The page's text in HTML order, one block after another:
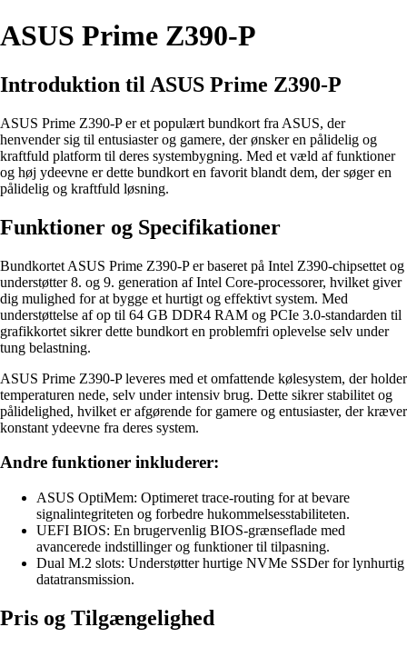
ASUS Prime Z390-P
Introduktion til ASUS Prime Z390-P
ASUS Prime Z390-P er et populært bundkort fra ASUS, der
henvender sig til entusiaster og gamere, der ønsker en pålidelig og
kraftfuld platform til deres systembygning. Med et væld af funktioner
og høj ydeevne er dette bundkort en favorit blandt dem, der søger en
pålidelig og kraftfuld løsning.
Funktioner og Specifikationer
Bundkortet ASUS Prime Z390-P er baseret på Intel Z390-chipsettet og
understøtter 8. og 9. generation af Intel Core-processorer, hvilket giver
dig mulighed for at bygge et hurtigt og effektivt system. Med
understøttelse af op til 64 GB DDR4 RAM og PCIe 3.0-standarden til
grafikkortet sikrer dette bundkort en problemfri oplevelse selv under
tung belastning.
ASUS Prime Z390-P leveres med et omfattende kølesystem, der holder
temperaturen nede, selv under intensiv brug. Dette sikrer stabilitet og
pålidelighed, hvilket er afgørende for gamere og entusiaster, der kræver
konstant ydeevne fra deres system.
Andre funktioner inkluderer:
ASUS OptiMem: Optimeret trace-routing for at bevare
signalintegriteten og forbedre hukommelsesstabiliteten.
UEFI BIOS: En brugervenlig BIOS-grænseflade med
avancerede indstillinger og funktioner til tilpasning.
Dual M.2 slots: Understøtter hurtige NVMe SSDer for lynhurtig
datatransmission.
Pris og Tilgængelighed